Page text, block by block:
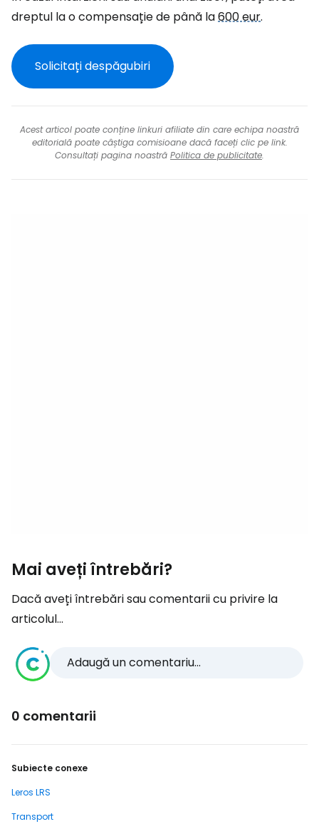
dreptul la o compensație de până la600 eur.
Solicitați despăgubiri
Acest articol poate conține linkuri afiliate din care echipa noastră
editorială poate câștiga comisioane dacă faceți clic pe link.
Consultați pagina noastră Politica de publicitate.
Mai aveți întrebări?
Dacă aveți întrebări sau comentarii cu privire la
articolul...
Adaugă un comentariu...
0 comentarii
Subiecte conexe
Leros LRS
Transport